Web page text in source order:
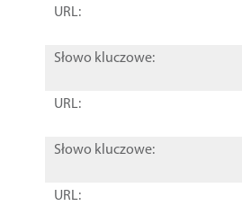
URL:
Słowo kluczowe:
URL:
Słowo kluczowe:
URL: